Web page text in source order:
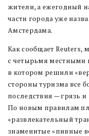
жители, а ежегодный
части города уже
Амстердама.
Как сообщает Reuters,
с четырьмя местными
в котором решили
стороны туризма все
последствия — грязь
По новым правилам
«развлекательный
знаменитые «пивные